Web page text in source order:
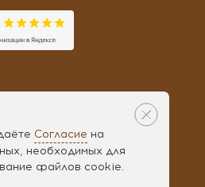
Согласие на
необходимых для
файлов cookie.